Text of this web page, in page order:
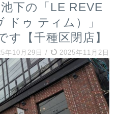
下の「LE REVE
ドゥ ティム）」
す【千種区閉店】
年10月29日 / 2025年11月2日